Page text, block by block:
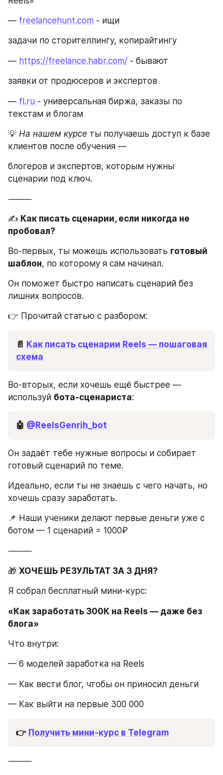
— freelancehunt.com - ищи
задачи по сторителлингу, копирайтингу
— https://freelance.habr.com/ - бывают
заявки от продюсеров и экспертов
— fl.ru - универсальная биржа, заказы по
текстам и блогам
💡 На нашем курсе ты получаешь доступ к базе
клиентов после обучения —
блогеров и экспертов, которым нужны
сценарии под ключ.
⸻
✍️ Как писать сценарии, если никогда не
пробовал?
Во-первых, ты можешь использовать готовый
шаблон, по которому я сам начинал.
Он поможет быстро написать сценарий без
лишних вопросов.
👉 Прочитай статью с разбором:
📄 Как писать сценарии Reels — пошаговая
схема
Во-вторых, если хочешь ещё быстрее —
используй бота-сценариста:
🤖 @ReelsGenrih_bot
Он задаёт тебе нужные вопросы и собирает
готовый сценарий по теме.
Идеально, если ты не знаешь с чего начать, но
хочешь сразу заработать.
📌 Наши ученики делают первые деньги уже с
ботом — 1 сценарий = 1000₽
⸻
🎁 ХОЧЕШЬ РЕЗУЛЬТАТ ЗА 3 ДНЯ?
Я собрал бесплатный мини-курс:
«Как заработать 300К на Reels — даже без
блога»
Что внутри:
— 6 моделей заработка на Reels
— Как вести блог, чтобы он приносил деньги
— Как выйти на первые 300 000
👉 Получить мини-курс в Telegram
⸻